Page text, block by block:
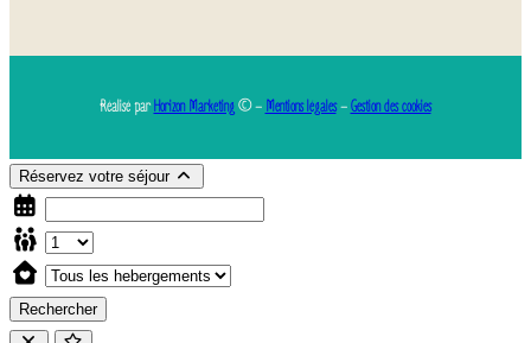
Réalisé parHorizon Marketing© – Mentions légales–Gestion des cookies
Réservez votre séjour
Rechercher